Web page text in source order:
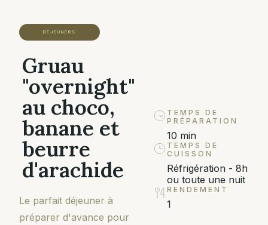
DÉJEUNERS
Gruau
"overnight"
au choco,
banane et
beurre
d'arachide
Le parfait déjeuner à
préparer d'avance pour
TEMPS DE
PRÉPARATION
10 min
TEMPS DE
CUISSON
Réfrigération - 8h
ou toute une nuit
RENDEMENT
1